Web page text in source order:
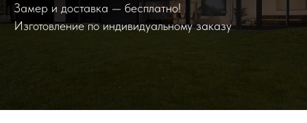
Замер и доставка — бесплатно!
Изготовление по индивидуальному заказу